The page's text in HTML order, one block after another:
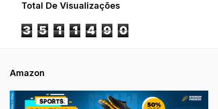
Total De Visualizações
3 5 1 1 4 9 0
Amazon